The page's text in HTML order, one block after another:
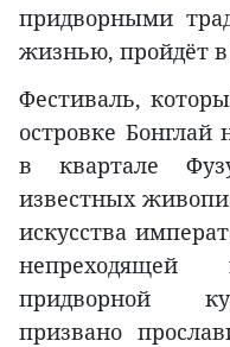
придворными
жизнью, пройдёт
Фестиваль,
островке Бонглай
в квартале
известных
искусства
придворной
призвано